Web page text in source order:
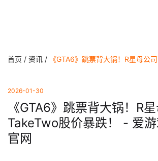
首页 / 资讯 /
2026-01-30
《GTA6》跳票背大锅！R
TakeTwo股价暴跌！ - 爱
官网